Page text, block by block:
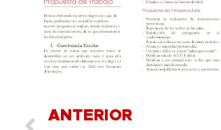
ANTERIOR